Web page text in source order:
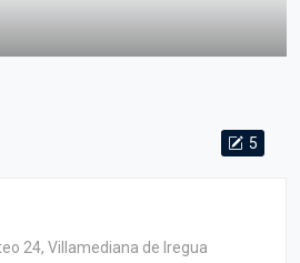
5
24, Villamediana de Iregua